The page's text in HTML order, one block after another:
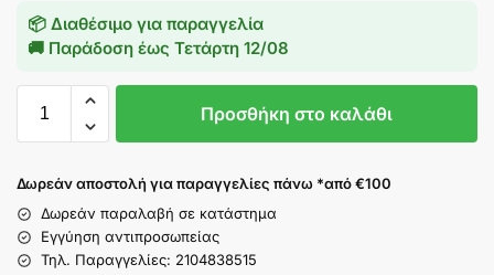
📦 Διαθέσιμο για παραγγελία
🚚 Παράδοση έως Τετάρτη 12/08
Προσθήκη στο καλάθι
Δωρεάν αποστολή για παραγγελίες πάνω *από €100
Δωρεάν παραλαβή σε κατάστημα
Εγγύηση αντιπροσωπείας
Τηλ. Παραγγελίες: 2104838515